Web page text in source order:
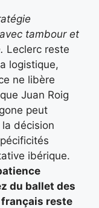
tambour et
Leclerc reste
logistique,
ne libère
Juan Roig
peut
la décision
ibérique.
du ballet des
reste